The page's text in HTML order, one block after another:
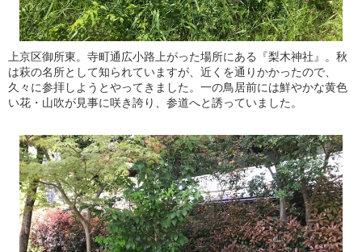
上京区御所東。寺町通広小路上がった場所にある『梨木神社』。秋
は萩の名所として知られていますが、近くを通りかかったので、
久々に参拝しようとやってきました。一の鳥居前には鮮やかな黄色
い花・山吹が見事に咲き誇り、参道へと誘っていました。